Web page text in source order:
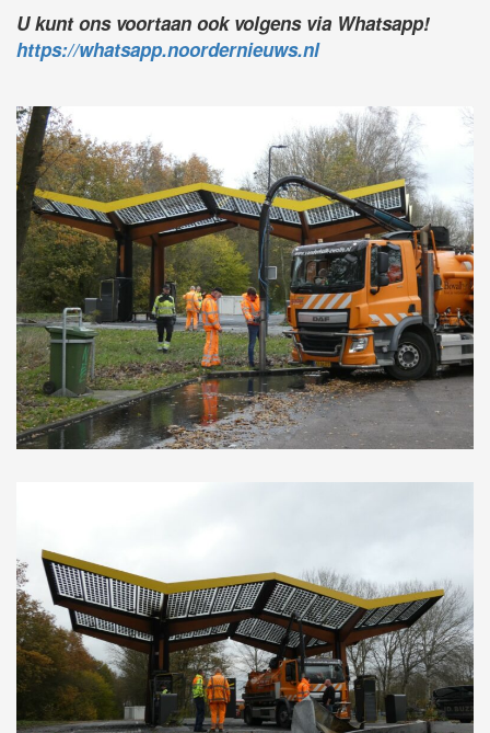
U kunt ons voortaan ook volgens via Whatsapp!
https://whatsapp.noordernieuws.nl